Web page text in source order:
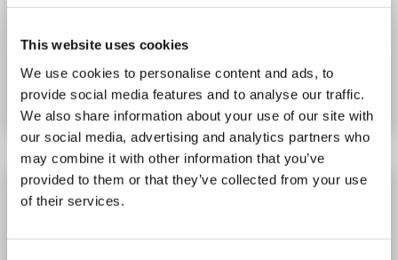
This website uses cookies
We use cookies to personalise content and ads, to
provide social media features and to analyse our traffic.
We also share information about your use of our site with
our social media, advertising and analytics partners who
may combine it with other information that you’ve
provided to them or that they’ve collected from your use
of their services.
Polyclonal
APC
Fiche technique Détails
GTPBP5 anticorps (AA 78-104) (HRP)
Polyclonal
HRP